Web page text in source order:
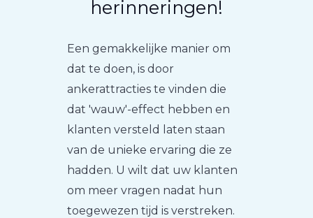
herinneringen!
Een gemakkelijke manier om
dat te doen, is door
ankerattracties te vinden die
dat 'wauw'-effect hebben en
klanten versteld laten staan
van de unieke ervaring die ze
hadden. U wilt dat uw klanten
om meer vragen nadat hun
toegewezen tijd is verstreken.